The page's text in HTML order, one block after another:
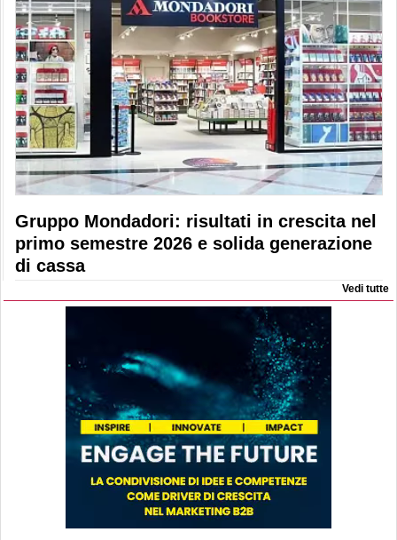
Gruppo Mondadori: risultati in crescita nel
primo semestre 2026 e solida generazione
di cassa
Vedi tutte